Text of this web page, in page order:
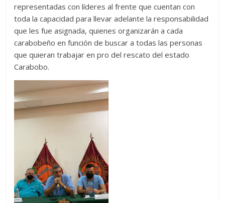
representadas con líderes al frente que cuentan con
toda la capacidad para llevar adelante la responsabilidad
que les fue asignada, quienes organizarán a cada
carabobeño en función de buscar a todas las personas
que quieran trabajar en pro del rescato del estado
Carabobo.